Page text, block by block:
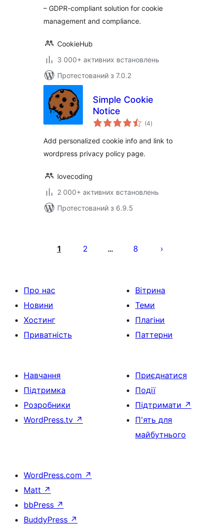
– GDPR-compliant solution for cookie
management and compliance.
CookieHub
3 000+ активних встановлень
Протестований з 7.0.2
Simple Cookie
Notice
(4загальний
рейтинг
)
Add personalized cookie info and link to
wordpress privacy policy page.
lovecoding
2 000+ активних встановлень
Протестований з 6.9.5
записів
1 2 … 8
Про нас
Новини
Хостинг
Приватність
Вітрина
Теми
Плагіни
Паттерни
Навчання
Підтримка
Розробники
WordPress.tv ↗
Приєднатися
Події
Підтримати ↗
П'ять для
майбутнього
WordPress.com ↗
Matt ↗
bbPress ↗
BuddyPress ↗